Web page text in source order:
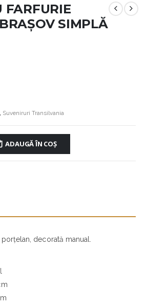
FARFURIE
SIMPLĂ
, Suveniruri Transilvania
ADAUGĂ ÎN COȘ
decorată manual.